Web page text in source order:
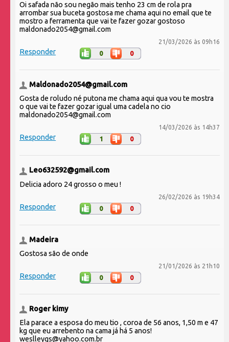
Oi safada não sou negão mais tenho 23 cm de rola pra
arrombar sua buceta gostosa me chama aqui no email que te
mostro a ferramenta que vai te fazer gozar gostoso
maldonado2054@gmail.com
21/03/2026 às 09h16
Responder 0 0
Maldonado2054@gmail.com
Gosta de roludo né putona me chama aqui qua vou te mostra
o que vai te fazer gozar igual uma cadela no cio
maldonado2054@gmail.com
14/03/2026 às 14h37
Responder 1 0
Leo632592@gmail.com
Delicia adoro 24 grosso o meu !
26/02/2026 às 19h34
Responder 0 0
Madeira
Gostosa são de onde
21/01/2026 às 21h10
Responder 0 0
Roger kimy
Ela parace a esposa do meu tio , coroa de 56 anos, 1,50 m e 47
kg que eu arrebento na cama já há 5 anos!
weslleygs@yahoo.com.br